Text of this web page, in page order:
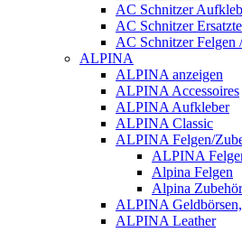
AC Schnitzer
AC Schnitzer
AC Schnitzer Felgen
ALPINA
ALPINA anzeigen
ALPINA Accessoires
ALPINA Aufkleber
ALPINA Classic
ALPINA Felgen/
ALPINA
Alpina Felgen
Alpina Zubehör
ALPINA
ALPINA Leather